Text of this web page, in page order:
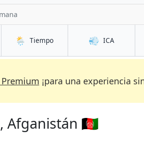
en Maymana
🌦️ Tiempoen Maymana💨 ICAen
¡para una experiencia
Afganistán 🇦🇫